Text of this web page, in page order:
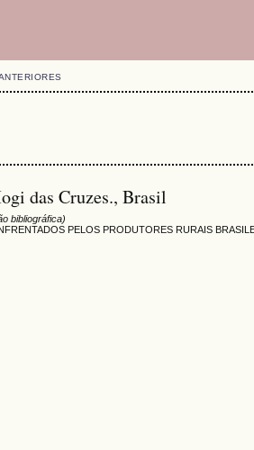
das Cruzes., Brasil
bibliográfica)
PELOS PRODUTORES RURAIS